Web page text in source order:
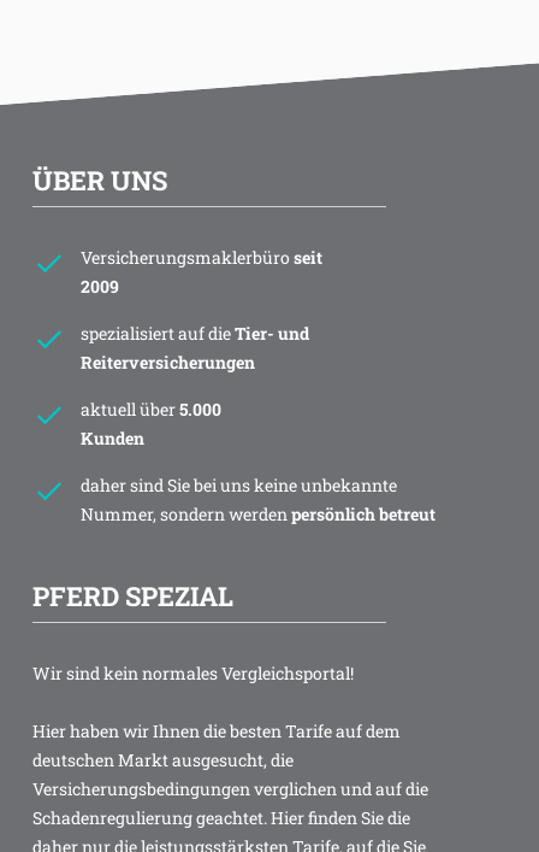
ÜBER UNS
Versicherungsmaklerbüro seit
2009
spezialisiert auf dieTier- und
Reiterversicherungen
aktuell über5.000
Kunden
daher sind Sie bei uns keine unbekannte
Nummer, sondern werden persönlich betreut
PFERD SPEZIAL
Wir sind kein normales Vergleichsportal!
Hier haben wir Ihnen die besten Tarife auf dem
deutschen Markt ausgesucht, die
Versicherungsbedingungen verglichen und auf die
Schadenregulierung geachtet. Hier finden Sie die
daher nur die leistungsstärksten Tarife, auf die Sie